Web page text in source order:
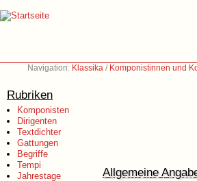
Navigation: Klassika / Komponistinnen und
Rubriken
Komponisten
Dirigenten
Textdichter
Gattungen
Begriffe
Tempi
Jahrestage
Allgemeine